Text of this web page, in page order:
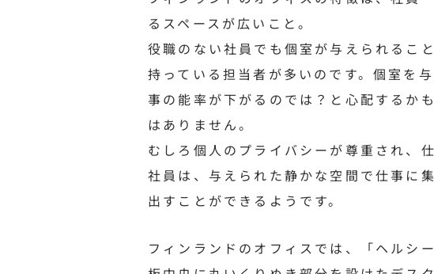
るスペースが広いこと。
役職のない社員でも個室が与えられるこ
持っている担当者が多いのです。個室を
事の能率が下がるのでは？と心配するか
はありません。
むしろ個人のプライバシーが尊重され、
社員は、与えられた静かな空間で仕事に
出すことができるようです。
フィンランドのオフィスでは、「ヘルシ